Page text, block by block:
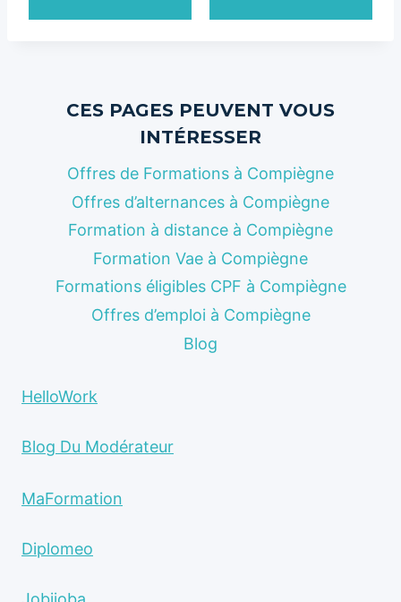
CES PAGES PEUVENT VOUS
INTÉRESSER
Offres de Formations à Compiègne
Offres d’alternances à Compiègne
Formation à distance à Compiègne
Formation Vae à Compiègne
Formations éligibles CPF à Compiègne
Offres d’emploi à Compiègne
Blog
HelloWork
Blog Du Modérateur
MaFormation
Diplomeo